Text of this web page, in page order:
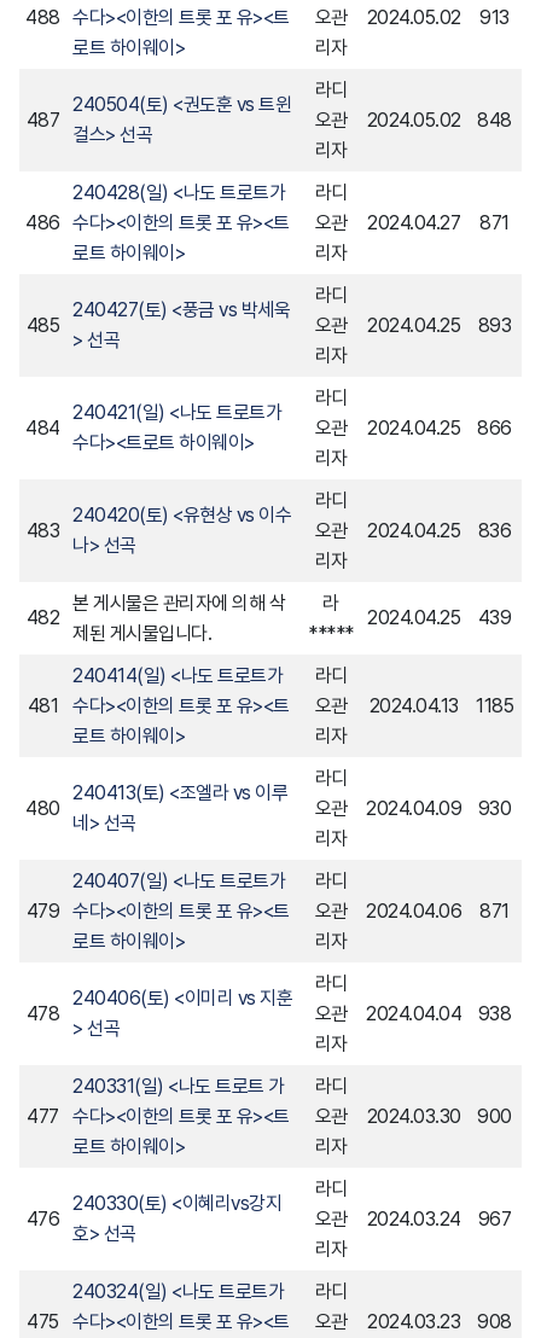
488 수다><이한의 트롯 포 유><트
로트 하이웨이>
오관
리자
2024.05.02 913
487
240504(토) <권도훈 vs 트윈
걸스> 선곡
라디
오관
리자
2024.05.02 848
486
240428(일) <나도 트로트가
수다><이한의 트롯 포 유><트
로트 하이웨이>
라디
오관
리자
2024.04.27 871
485
240427(토) <풍금 vs 박세욱
> 선곡
라디
오관
리자
2024.04.25 893
484
240421(일) <나도 트로트가
수다><트로트 하이웨이>
라디
오관
리자
2024.04.25 866
483
240420(토) <유현상 vs 이수
나> 선곡
라디
오관
리자
2024.04.25 836
482
본 게시물은 관리자에 의해 삭
제된 게시물입니다.
라
*****
2024.04.25 439
481
240414(일) <나도 트로트가
수다><이한의 트롯 포 유><트
로트 하이웨이>
라디
오관
리자
2024.04.13 1185
480
240413(토) <조엘라 vs 이루
네> 선곡
라디
오관
리자
2024.04.09 930
479
240407(일) <나도 트로트가
수다><이한의 트롯 포 유><트
로트 하이웨이>
라디
오관
리자
2024.04.06 871
478
240406(토) <이미리 vs 지훈
> 선곡
라디
오관
리자
2024.04.04 938
477
240331(일) <나도 트로트 가
수다><이한의 트롯 포 유><트
로트 하이웨이>
라디
오관
리자
2024.03.30 900
476
240330(토) <이혜리vs강지
호> 선곡
라디
오관
리자
2024.03.24 967
475
240324(일) <나도 트로트가
수다><이한의 트롯 포 유><트
라디
오관
2024.03.23 908